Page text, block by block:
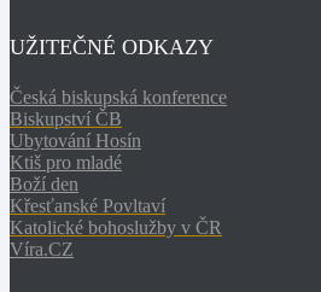
UŽITEČNÉ ODKAZY
Česká biskupská konference
Biskupství ČB
Ubytování Hosín
Ktiš pro mladé
Boží den
Křesťanské Povltaví
Katolické bohoslužby v ČR
Víra.CZ